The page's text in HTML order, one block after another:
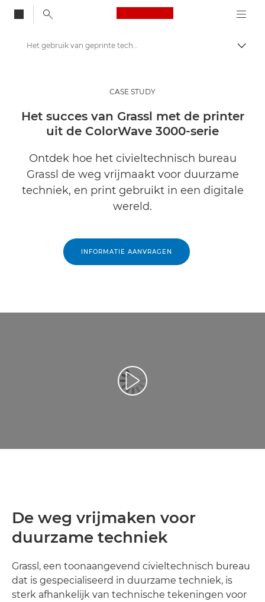
Canon Logo, back
Oplossingen en services
Inzichten
Zakelijke Case Studies
Het gebruik van geprinte technische documenten in een digitale wereld
CASE STUDY
Het succes van Grassl met de printer
uit de ColorWave 3000-serie
Ontdek hoe het civieltechnisch bureau
Grassl de weg vrijmaakt voor duurzame
techniek, en print gebruikt in een digitale
wereld.
INFORMATIE AANVRAGEN
Video afspelen
De weg vrijmaken voor
duurzame techniek
Grassl, een toonaangevend civieltechnisch bureau
dat is gespecialiseerd in duurzame techniek, is
sterk afhankelijk van technische tekeningen voor